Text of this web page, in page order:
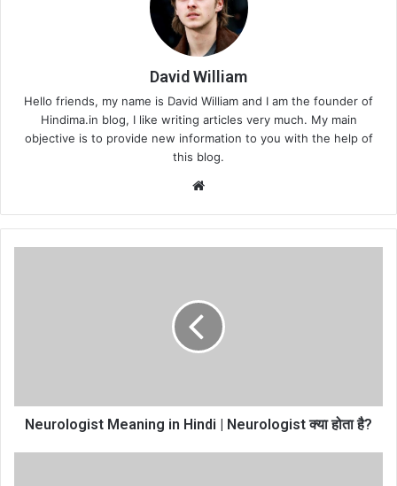
David William
Hello friends, my name is David William and I am the founder of
Hindima.in blog, I like writing articles very much. My main
objective is to provide new information to you with the help of
this blog.
Neurologist Meaning in Hindi | Neurologist क्या होता है?